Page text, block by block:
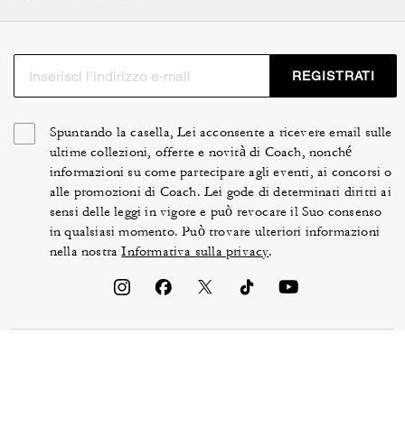
REGISTRATI
Spuntando la casella, Lei acconsente a ricevere email sulle
ultime collezioni, offerte e novità di Coach, nonché
informazioni su come partecipare agli eventi, ai concorsi o
alle promozioni di Coach. Lei gode di determinati diritti ai
sensi delle leggi in vigore e può revocare il Suo consenso
in qualsiasi momento. Può trovare ulteriori informazioni
nella nostraInformativa sulla privacy.